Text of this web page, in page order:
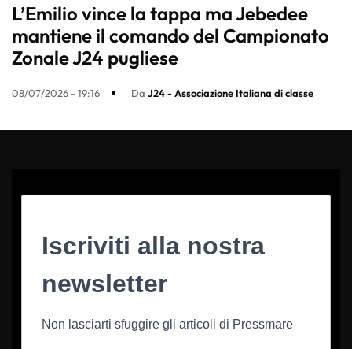
L’Emilio vince la tappa ma Jebedee
mantiene il comando del Campionato
Zonale J24 pugliese
08/07/2026 - 19:16 Da J24 - Associazione Italiana di classe
Iscriviti alla nostra
newsletter
Non lasciarti sfuggire gli articoli di Pressmare